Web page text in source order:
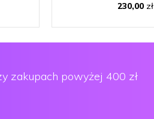
230,00 zł
zakupach powyżej 400 zł